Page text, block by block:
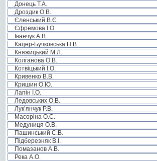
Донець Т.А.
Дроздик О.В.
Єленський В.Є.
Єфремова І.О.
Іванчук А.В.
Кацер-Бучковська Н.В.
Княжицький М.Л.
Колганова О.В.
Котвіцький І.О.
Кривенко В.В.
Кришин О.Ю.
Лапін І.О.
Ледовських О.В.
Лук’янчук Р.В.
Масоріна О.С.
Медуниця О.В.
Пашинський С.В.
Підберезняк В.І.
Помазанов А.В.
Река А.О.